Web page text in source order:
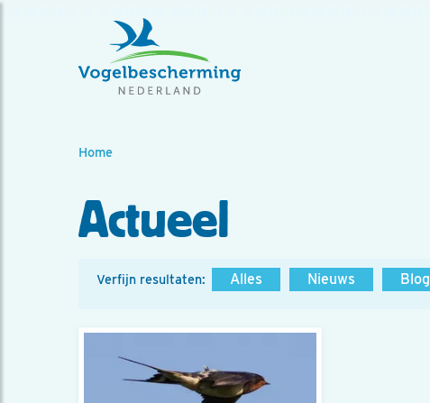
Home
Actueel
Verfijn resultaten: Alles Nieuws Blog